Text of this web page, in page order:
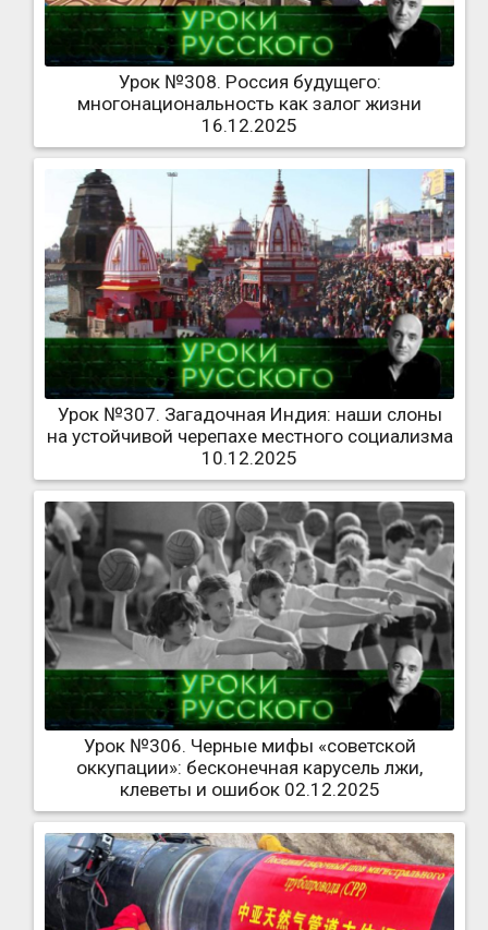
Урок №308. Россия будущего:
многонациональность как залог жизни
16.12.2025
Урок №307. Загадочная Индия: наши слоны
на устойчивой черепахе местного социализма
10.12.2025
Урок №306. Черные мифы «советской
оккупации»: бесконечная карусель лжи,
клеветы и ошибок 02.12.2025